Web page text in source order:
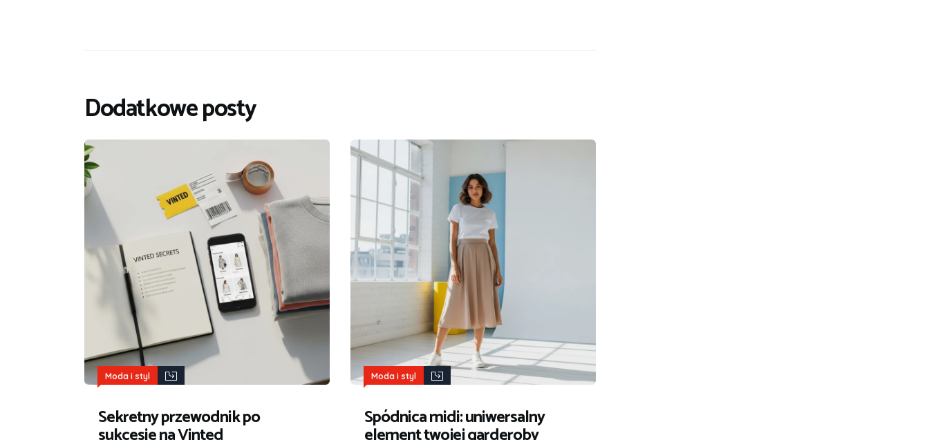
Dodatkowe posty
Moda i styl
Sekretny przewodnik po
Moda i styl
Spódnica midi: uniwersalny